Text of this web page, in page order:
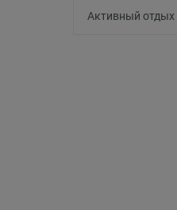
Активный отдых